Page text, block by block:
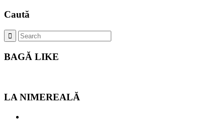
Caută
BAGĂ LIKE
LA NIMEREALĂ